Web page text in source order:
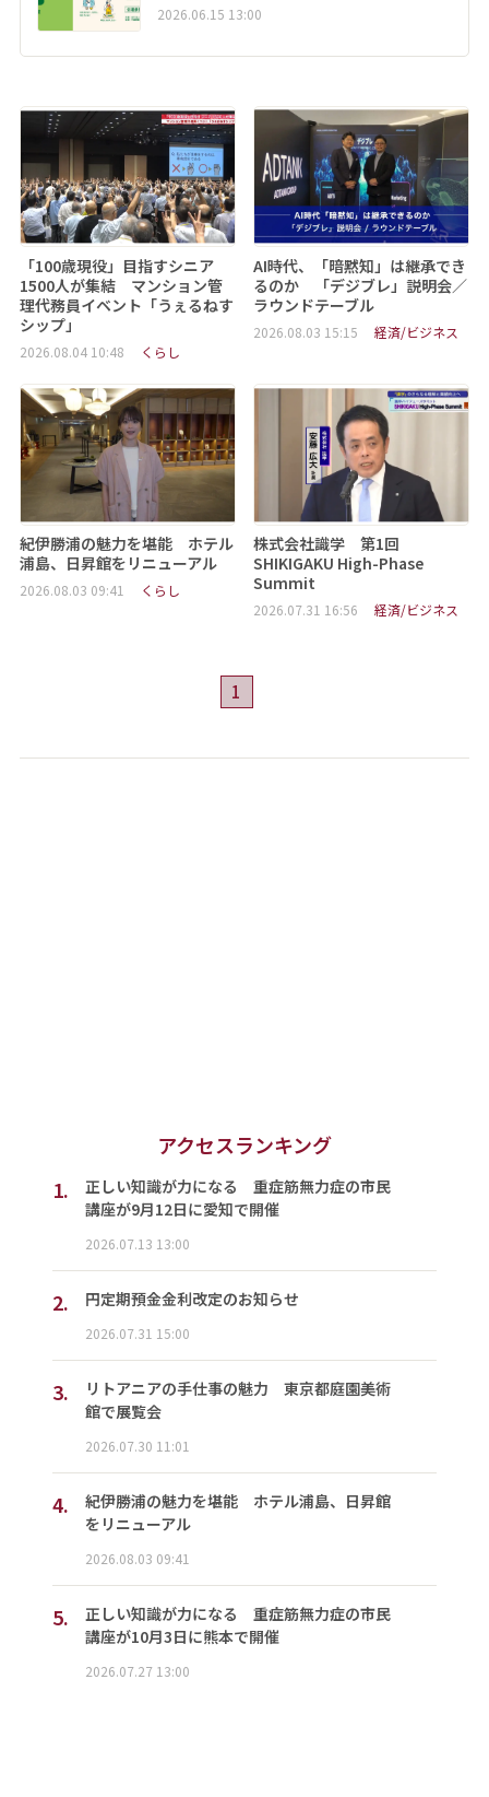
2026.06.15 13:00
「100歳現役」目指すシニア
1500人が集結 マンション管
理代務員イベント「うぇるねす
シップ」
2026.08.04 10:48 くらし
AI時代、「暗黙知」は継承でき
るのか 「デジブレ」説明会／
ラウンドテーブル
2026.08.03 15:15 経済/ビジネス
紀伊勝浦の魅力を堪能 ホテル
浦島、日昇館をリニューアル
2026.08.03 09:41 くらし
株式会社識学 第1回
SHIKIGAKU High-Phase
Summit
2026.07.31 16:56 経済/ビジネス
1
アクセスランキング
1.
正しい知識が力になる 重症筋無力症の市民
講座が9月12日に愛知で開催
2026.07.13 13:00
2. 円定期預金金利改定のお知らせ
2026.07.31 15:00
3.
リトアニアの手仕事の魅力 東京都庭園美術
館で展覧会
2026.07.30 11:01
4.
紀伊勝浦の魅力を堪能 ホテル浦島、日昇館
をリニューアル
2026.08.03 09:41
5.
正しい知識が力になる 重症筋無力症の市民
講座が10月3日に熊本で開催
2026.07.27 13:00